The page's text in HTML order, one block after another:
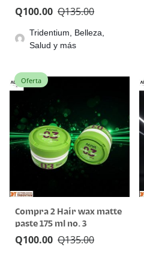
Q135.00
Q100.00
Tridentium, Belleza,
Salud y más
Oferta
Compra 2 Hair wax matte
paste 175 ml no. 3
Q135.00
Q100.00